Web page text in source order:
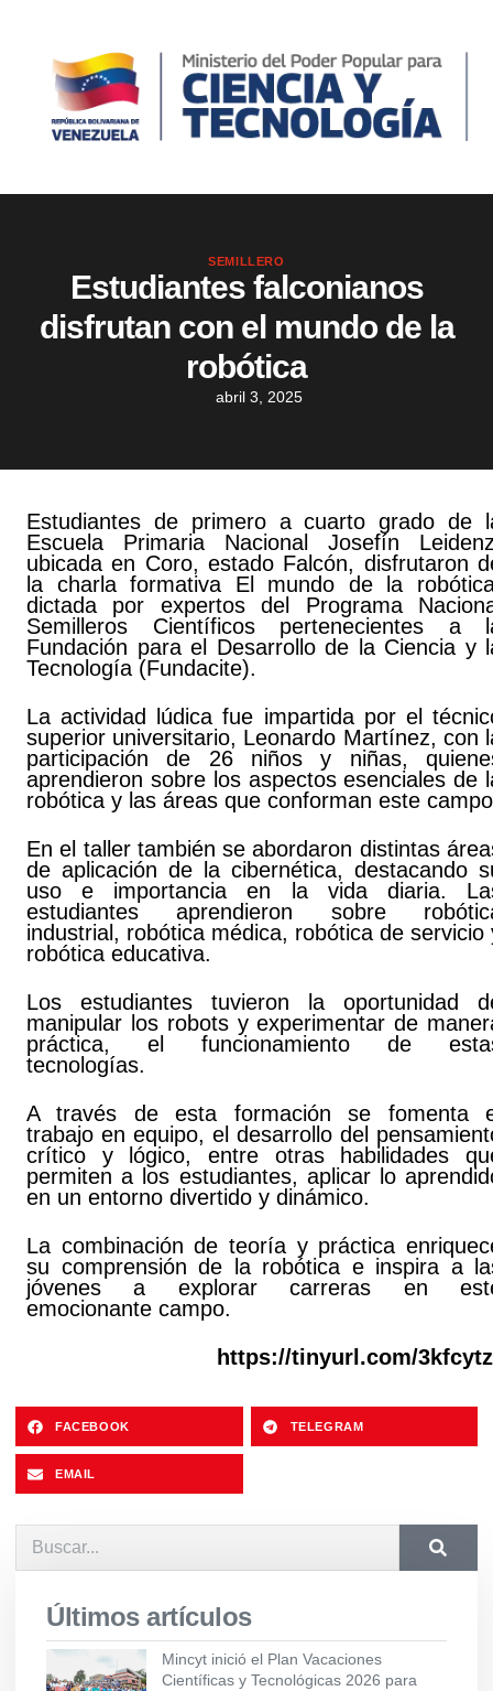
SEMILLERO
Estudiantes falconianos
disfrutan con el mundo de la
robótica
abril 3, 2025
Estudiantes de primero a cuarto grado de
Escuela Primaria Nacional Josefín
ubicada en Coro, estado Falcón, disfrutaron
la charla formativa El mundo de la
dictada por expertos del Programa
Semilleros Científicos pertenecientes a
Fundación para el Desarrollo de la Ciencia y
Tecnología (Fundacite).
La actividad lúdica fue impartida por el
superior universitario, Leonardo Martínez, con
participación de 26 niños y niñas,
aprendieron sobre los aspectos esenciales de
robótica y las áreas que conforman este
En el taller también se abordaron distintas
de aplicación de la cibernética, destacando
uso e importancia en la vida diaria.
estudiantes aprendieron sobre
industrial, robótica médica, robótica de servicio
robótica educativa.
Los estudiantes tuvieron la oportunidad
manipular los robots y experimentar de
práctica, el funcionamiento de
tecnologías.
A través de esta formación se fomenta
trabajo en equipo, el desarrollo del
crítico y lógico, entre otras habilidades
permiten a los estudiantes, aplicar lo
en un entorno divertido y dinámico.
La combinación de teoría y práctica
su comprensión de la robótica e inspira a
jóvenes a explorar carreras en
emocionante campo.
https://tinyurl.com/
FACEBOOK TELEGRAM
EMAIL
Últimos artículos
Mincyt inició el Plan Vacaciones
Científicas y Tecnológicas 2026 para